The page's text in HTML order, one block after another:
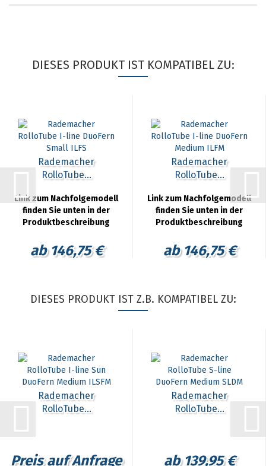
DIESES PRODUKT IST KOMPATIBEL ZU:
Rademacher
RolloTube...
Link zum Nachfolgemodell
finden Sie unten in der
Produktbeschreibung
ab 146,75 €
Rademacher
RolloTube...
Link zum Nachfolgemodell
finden Sie unten in der
Produktbeschreibung
ab 146,75 €
DIESES PRODUKT IST Z.B. KOMPATIBEL ZU:
Rademacher
RolloTube...
Preis auf Anfrage
Rademacher
RolloTube...
ab 139,95 €